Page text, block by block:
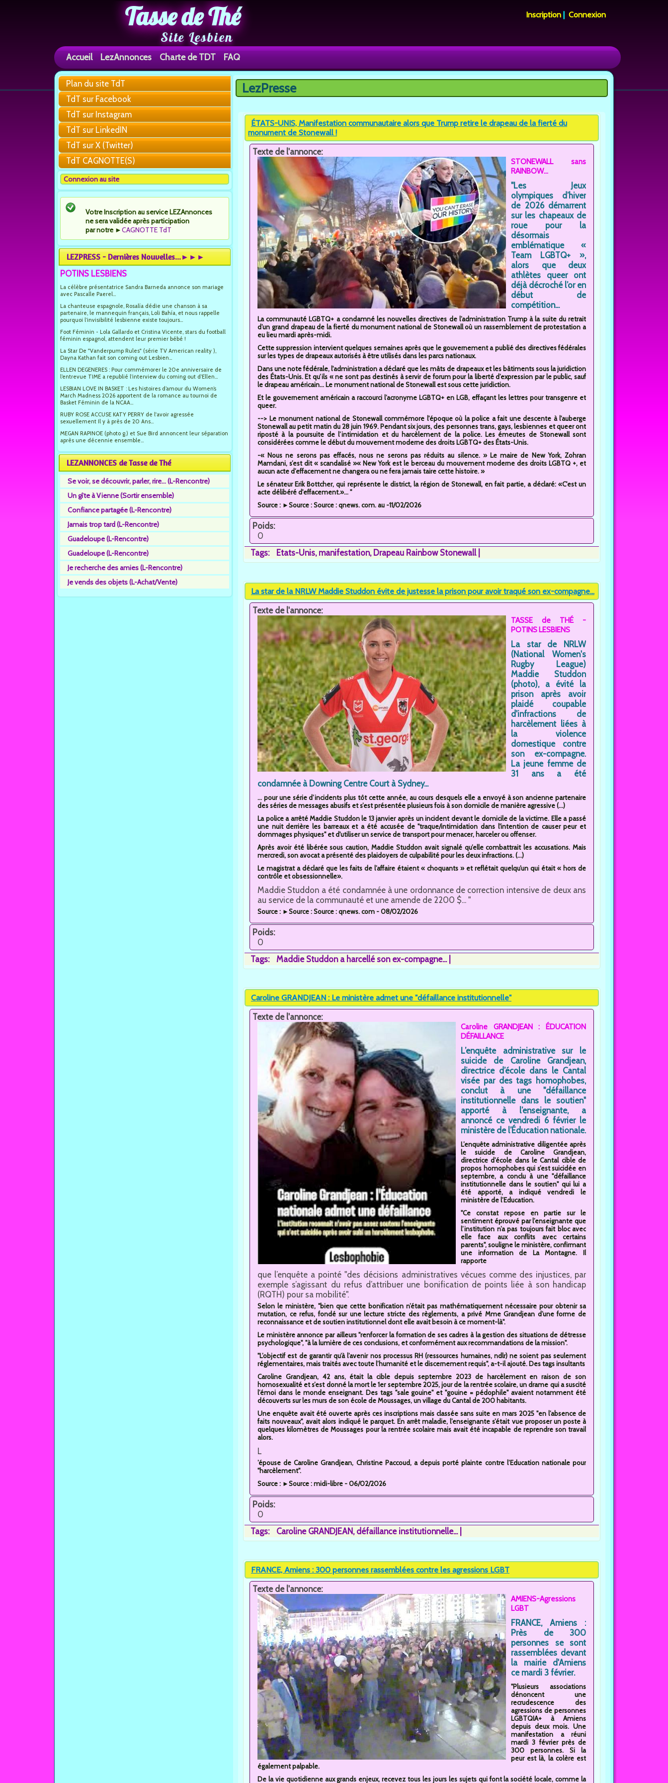
Tasse de Thé
Site Lesbien
Inscription |Connexion
Accueil LezAnnonces Charte de TDT FAQ
Plan du site TdT
TdT sur Facebook
TdT sur Instagram
TdT sur LinkedIN
TdT sur X (Twitter)
TdT CAGNOTTE(S)
Connexion au site
Votre Inscription au service LEZAnnonces
ne sera validée après participation
par notre ►CAGNOTTE TdT
LEZPRESS - Dernières Nouvelles...►►►
POTINS LESBIENS
La célèbre présentatrice Sandra Barneda annonce son mariage
avec Pascalle Paerel...
La chanteuse espagnole, Rosalía dédie une chanson à sa
partenaire, le mannequin français, Loli Bahía, et nous rappelle
pourquoi l’invisibilité lesbienne existe toujours...
Foot Féminin - Lola Gallardo et Cristina Vicente, stars du football
féminin espagnol, attendent leur premier bébé !
La Star De "Vanderpump Rules" (série TV American reality ),
Dayna Kathan fait son coming out Lesbien...
ELLEN DEGENERES : Pour commémorer le 20e anniversaire de
l’entrevue TIME a republié l’interview du coming out d’Ellen...
LESBIAN LOVE IN BASKET : Les histoires d’amour du Women’s
March Madness 2026 apportent de la romance au tournoi de
Basket Féminin de la NCAA...
RUBY ROSE ACCUSE KATY PERRY de l'avoir agressée
sexuellement Il y à près de 20 Ans...
MEGAN RAPINOE (photo g.) et Sue Bird annoncent leur séparation
après une décennie ensemble...
LEZANNONCES de Tasse de Thé
Se voir, se découvrir, parler, rire... (L-Rencontre)
Un gîte à Vienne (Sortir ensemble)
Confiance partagée (L-Rencontre)
Jamais trop tard (L-Rencontre)
Guadeloupe (L-Rencontre)
Guadeloupe (L-Rencontre)
Je recherche des amies (L-Rencontre)
Je vends des objets (L-Achat/Vente)
Vous êtes ici
LezPresse
ÉTATS-UNIS, Manifestation communautaire alors que Trump retire le drapeau de la fierté du
monument de Stonewall !
Texte de l'annonce:
STONEWALL sans
RAINBOW...
"Les Jeux
olympiques d’hiver
de 2026 démarrent
sur les chapeaux de
roue pour la
désormais
emblématique «
Team LGBTQ+ »,
alors que deux
athlètes queer ont
déjà décroché l’or en
début de
compétition...
La communauté LGBTQ+ a condamné les nouvelles directives de l’administration Trump à la suite du retrait
d’un grand drapeau de la fierté du monument national de Stonewall où un rassemblement de protestation a
eu lieu mardi après-midi.
Cette suppression intervient quelques semaines après que le gouvernement a publié des directives fédérales
sur les types de drapeaux autorisés à être utilisés dans les parcs nationaux.
Dans une note fédérale, l'administration a déclaré que les mâts de drapeaux et les bâtiments sous la juridiction
des États-Unis. Et qu’ils « ne sont pas destinés à servir de forum pour la liberté d’expression par le public, sauf
le drapeau américain... Le monument national de Stonewall est sous cette juridiction.
Et le gouvernement américain a raccourci l’acronyme LGBTQ+ en LGB, effaçant les lettres pour transgenre et
queer.
--> Le monument national de Stonewall commémore l'époque où la police a fait une descente à l'auberge
Stonewall au petit matin du 28 juin 1969. Pendant six jours, des personnes trans, gays, lesbiennes et queer ont
riposté à la poursuite de l’intimidation et du harcèlement de la police. Les émeutes de Stonewall sont
considérées comme le début du mouvement moderne des droits LGBTQ+ des États-Unis.
-« Nous ne serons pas effacés, nous ne serons pas réduits au silence. » Le maire de New York, Zohran
Mamdani, s’est dit « scandalisé »« New York est le berceau du mouvement moderne des droits LGBTQ +, et
aucun acte d’effacement ne changera ou ne fera jamais taire cette histoire. »
Le sénateur Erik Bottcher, qui représente le district, la région de Stonewall, en fait partie, a déclaré: «C'est un
acte délibéré d'effacement.»... "
Source : ►Source : Source : qnews. com. au -11/02/2026
Poids:
0
Tags:
Etats-Unis manifestation Drapeau Rainbow Stonewall
La star de la NRLW Maddie Studdon évite de justesse la prison pour avoir traqué son ex-compagne...
Texte de l'annonce:
TASSE de THÉ -
POTINS LESBIENS
La star de NRLW
(National Women's
Rugby League)
Maddie Studdon
(photo), a évité la
prison après avoir
plaidé coupable
d'infractions de
harcèlement liées à
la violence
domestique contre
son ex-compagne.
La jeune femme de
31 ans a été
condamnée à Downing Centre Court à Sydney...
... pour une série d’incidents plus tôt cette année, au cours desquels elle a envoyé à son ancienne partenaire
des séries de messages abusifs et s’est présentée plusieurs fois à son domicile de manière agressive (...)
La police a arrêté Maddie Studdon le 13 janvier après un incident devant le domicile de la victime. Elle a passé
une nuit derrière les barreaux et a été accusée de "traque/intimidation dans l'intention de causer peur et
dommages physiques" et d'utiliser un service de transport pour menacer, harceler ou offenser.
Après avoir été libérée sous caution, Maddie Studdon avait signalé qu’elle combattrait les accusations. Mais
mercredi, son avocat a présenté des plaidoyers de culpabilité pour les deux infractions. (...)
Le magistrat a déclaré que les faits de l’affaire étaient « choquants » et reflétait quelqu’un qui était « hors de
contrôle et obsessionnelle».
Maddie Studdon a été condamnée à une ordonnance de correction intensive de deux ans
au service de la communauté et une amende de 2200 $... "
Source : ►Source : Source : qnews. com - 08/02/2026
Poids:
0
Tags:
Maddie Studdon a harcellé son ex-compagne...
Caroline GRANDJEAN : Le ministère admet une "défaillance institutionnelle"
Texte de l'annonce:
Caroline GRANDJEAN : ÉDUCATION
DÉFAILLANCE
L’enquête administrative sur le
suicide de Caroline Grandjean,
directrice d’école dans le Cantal
visée par des tags homophobes,
conclut à une "défaillance
institutionnelle dans le soutien"
apporté à l’enseignante, a
annoncé ce vendredi 6 février le
ministère de l’Éducation nationale.
L’enquête administrative diligentée après
le suicide de Caroline Grandjean,
directrice d’école dans le Cantal cible de
propos homophobes qui s’est suicidée en
septembre, a conclu à une "défaillance
institutionnelle dans le soutien" qui lui a
été apporté, a indiqué vendredi le
ministère de l’Education.
"Ce constat repose en partie sur le
sentiment éprouvé par l’enseignante que
l’institution n’a pas toujours fait bloc avec
elle face aux conflits avec certains
parents", souligne le ministère, confirmant
une information de La Montagne. Il
rapporte
que l’enquête a pointé "des décisions administratives vécues comme des injustices, par
exemple s’agissant du refus d’attribuer une bonification de points liée à son handicap
(RQTH) pour sa mobilité".
Selon le ministère, "bien que cette bonification n’était pas mathématiquement nécessaire pour obtenir sa
mutation, ce refus, fondé sur une lecture stricte des règlements, a privé Mme Grandjean d’une forme de
reconnaissance et de soutien institutionnel dont elle avait besoin à ce moment-là".
Le ministère annonce par ailleurs "renforcer la formation de ses cadres à la gestion des situations de détresse
psychologique", "à la lumière de ces conclusions, et conformément aux recommandations de la mission".
"L’objectif est de garantir qu’à l’avenir nos processus RH (ressources humaines, ndlr) ne soient pas seulement
réglementaires, mais traités avec toute l’humanité et le discernement requis", a-t-il ajouté. Des tags insultants
Caroline Grandjean, 42 ans, était la cible depuis septembre 2023 de harcèlement en raison de son
homosexualité et s’est donné la mort le 1er septembre 2025, jour de la rentrée scolaire, un drame qui a suscité
l’émoi dans le monde enseignant. Des tags "sale gouine" et "gouine = pédophile" avaient notamment été
découverts sur les murs de son école de Moussages, un village du Cantal de 200 habitants.
Une enquête avait été ouverte après ces inscriptions mais classée sans suite en mars 2025 "en l’absence de
faits nouveaux", avait alors indiqué le parquet. En arrêt maladie, l’enseignante s’était vue proposer un poste à
quelques kilomètres de Moussages pour la rentrée scolaire mais avait été incapable de reprendre son travail
alors.
L
’épouse de Caroline Grandjean, Christine Paccoud, a depuis porté plainte contre l’Education nationale pour
"harcèlement".
Source : ►Source : midi-libre - 06/02/2026
Poids:
0
Tags:
Caroline GRANDJEAN défaillance institutionnelle...
FRANCE, Amiens : 300 personnes rassemblées contre les agressions LGBT
Texte de l'annonce:
AMIENS-Agressions
LGBT
FRANCE, Amiens :
Près de 300
personnes se sont
rassemblées devant
la mairie d'Amiens
ce mardi 3 février.
"Plusieurs associations
dénoncent une
recrudescence des
agressions de personnes
LGBTQIA+ à Amiens
depuis deux mois. Une
manifestation a réuni
mardi 3 février près de
300 personnes. Si la
peur est là, la colère est
également palpable.
De la vie quotidienne aux grands enjeux, recevez tous les jours les sujets qui font la société locale, comme la